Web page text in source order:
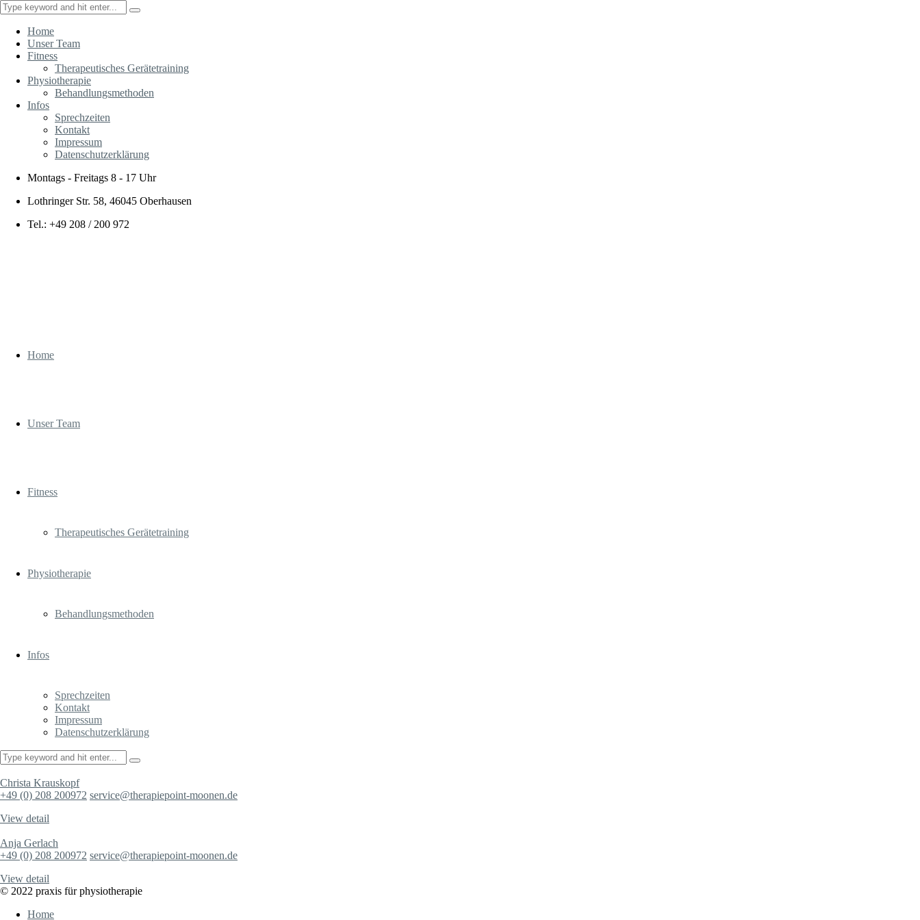
Home
Unser Team
Fitness
Therapeutisches Gerätetraining
Physiotherapie
Behandlungsmethoden
Infos
Sprechzeiten
Kontakt
Impressum
Datenschutzerklärung
Montags - Freitags 8 - 17 Uhr
Lothringer Str. 58, 46045 Oberhausen
Tel.: +49 208 / 200 972
Home
Unser Team
Fitness
Therapeutisches Gerätetraining
Physiotherapie
Behandlungsmethoden
Infos
Sprechzeiten
Kontakt
Impressum
Datenschutzerklärung
Christa Krauskopf
+49 (0) 208 200972 service@therapiepoint-moonen.de
View detail
Anja Gerlach
+49 (0) 208 200972 service@therapiepoint-moonen.de
View detail
© 2022 praxis für physiotherapie
Home